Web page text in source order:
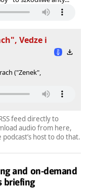
Vedze i
("Zenek",
feed directly to
audio from here,
host to do that.
and on-demand
briefing